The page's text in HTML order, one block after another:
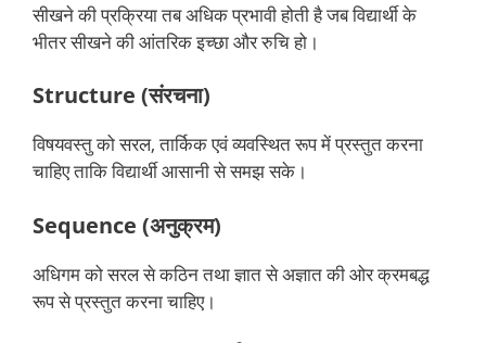
सीखने की प्रक्रिया तब अधिक प्रभावी होती है जब विद्यार्थी के
भीतर सीखने की आंतरिक इच्छा और रुचि हो।
Structure (संरचना)
विषयवस्तु को सरल, तार्किक एवं व्यवस्थित रूप में प्रस्तुत करना
चाहिए ताकि विद्यार्थी आसानी से समझ सके।
Sequence (अनुक्रम)
अधिगम को सरल से कठिन तथा ज्ञात से अज्ञात की ओर क्रमबद्ध
रूप से प्रस्तुत करना चाहिए।